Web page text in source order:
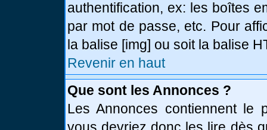
authentification, ex: les boîtes
par mot de passe, etc. Pour
la balise [img] ou soit la balise
Revenir en haut
Que sont les Annonces ?
Les Annonces contiennent le